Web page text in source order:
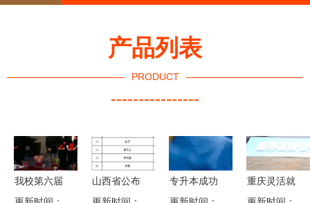
产品列表
PRODUCT
----------------
我校第六届
山西省公布
专升本成功
重庆灵活就